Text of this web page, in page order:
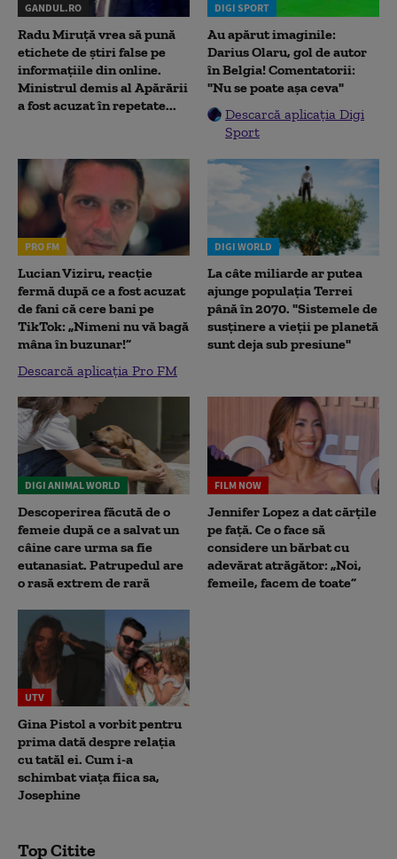
GANDUL.RO
Radu Miruţă vrea să pună
etichete de știri false pe
informațiile din online.
Ministrul demis al Apărării
a fost acuzat în repetate...
DIGI SPORT
Au apărut imaginile:
Darius Olaru, gol de autor
în Belgia! Comentatorii:
"Nu se poate așa ceva"
Descarcă aplicația Digi
Sport
PRO FM
Lucian Viziru, reacție
fermă după ce a fost acuzat
de fani că cere bani pe
TikTok: „Nimeni nu vă bagă
mâna în buzunar!”
Descarcă aplicația Pro FM
DIGI WORLD
La câte miliarde ar putea
ajunge populația Terrei
până în 2070. "Sistemele de
susținere a vieții pe planetă
sunt deja sub presiune"
DIGI ANIMAL WORLD
Descoperirea făcută de o
femeie după ce a salvat un
câine care urma sa fie
eutanasiat. Patrupedul are
o rasă extrem de rară
FILM NOW
Jennifer Lopez a dat cărțile
pe față. Ce o face să
considere un bărbat cu
adevărat atrăgător: „Noi,
femeile, facem de toate”
UTV
Gina Pistol a vorbit pentru
prima dată despre relația
cu tatăl ei. Cum i-a
schimbat viața fiica sa,
Josephine
Top Citite